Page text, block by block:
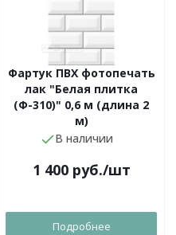
Фартук ПВХ фотопечать
лак "Белая плитка
(Ф-310)" 0,6 м (длина 2
м)
В наличии
1 400руб./шт
Подробнее